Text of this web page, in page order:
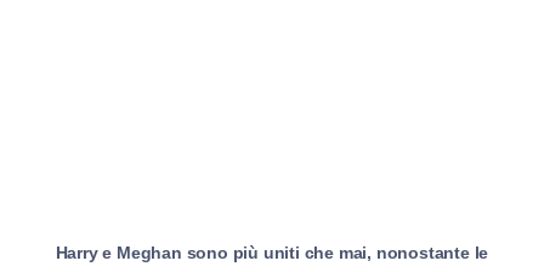
Harry e Meghan sono più uniti che mai, nonostante le